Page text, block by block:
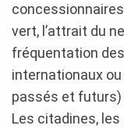
vert, l’attrait du
fréquentation
internationaux ou
passés et futurs)
Les citadines,